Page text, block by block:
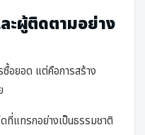
ะผู้ติดตามอย่าง
อยอด แต่คือการสร้าง
ที่แทรกอย่างเป็นธรรมชาติ